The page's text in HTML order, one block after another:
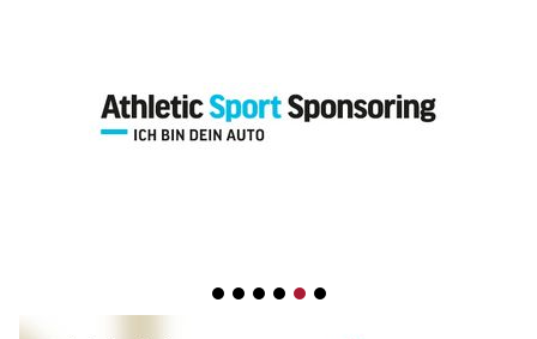
1 2 3 4 5 6